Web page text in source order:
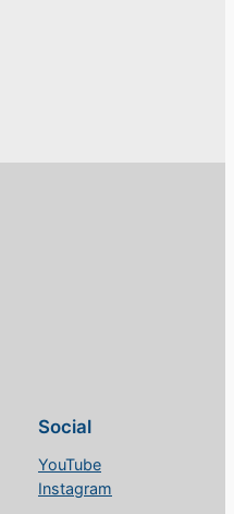
Social
YouTube
Instagram